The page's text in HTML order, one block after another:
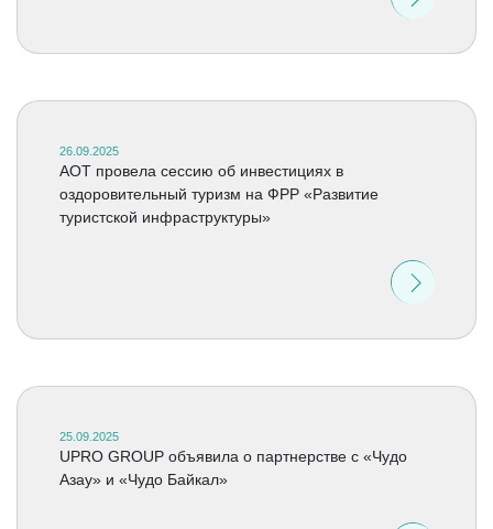
26.09.2025
АОТ провела сессию об инвестициях в
оздоровительный туризм на ФРР «Развитие
туристской инфраструктуры»
25.09.2025
UPRO GROUP объявила о партнерстве с «Чудо
Азау» и «Чудо Байкал»